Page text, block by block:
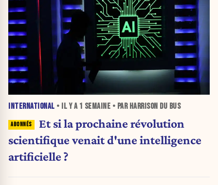
INTERNATIONAL • IL Y A 1 SEMAINE • PAR HARRISON DU BUS
Et si la prochaine révolution
scientifique venait d'une intelligence
artificielle ?